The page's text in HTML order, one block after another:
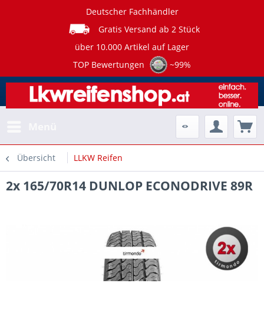
Deutscher Fachhändler
Gratis Versand ab 2 Stück
über 10.000 Artikel auf Lager
TOP Bewertungen
~99%
Übersicht LLKW Reifen
2x 165/70R14 DUNLOP ECONODRIVE 89R